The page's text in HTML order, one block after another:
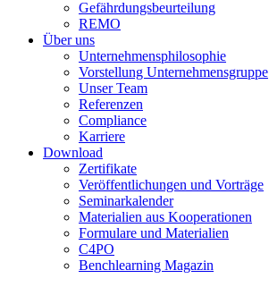
Gefährdungsbeurteilung
REMO
Über uns
Unternehmensphilosophie
Vorstellung Unternehmensgruppe
Unser Team
Referenzen
Compliance
Karriere
Download
Zertifikate
Veröffentlichungen und Vorträge
Seminarkalender
Materialien aus Kooperationen
Formulare und Materialien
C4PO
Benchlearning Magazin